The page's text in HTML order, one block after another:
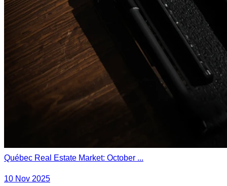
Québec Real Estate Market: October ...
10 Nov 2025